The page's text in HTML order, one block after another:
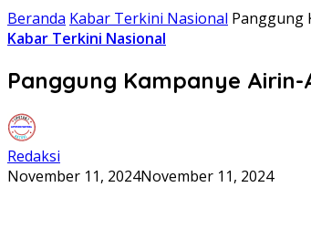
Beranda Kabar Terkini Nasional Panggung
Kabar Terkini Nasional
Panggung Kampanye
Redaksi
November 11, 2024November 11, 2024